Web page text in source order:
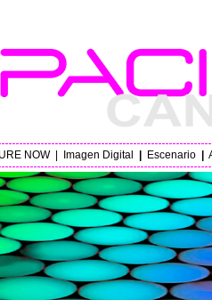
NOW Imagen Digital Escenario